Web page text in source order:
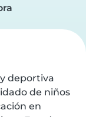
deportiva
de niños
en